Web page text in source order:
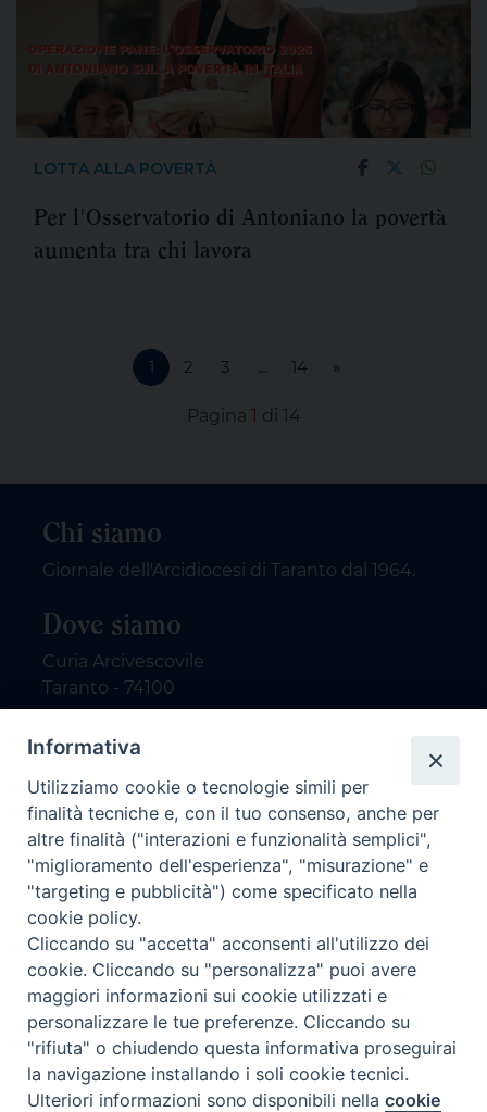
LOTTA ALLA POVERTÀ
Per l'Osservatorio di Antoniano la povertà
aumenta tra chi lavora
1 2 3 ... 14 »
Pagina 1 di 14
Chi siamo
Giornale dell'Arcidiocesi di Taranto dal 1964.
Dove siamo
Curia Arcivescovile
Taranto - 74100
Contatti
email: redazione@nuovodialogo.com
marketing@nuovodialogo.com
tel: 0994525780
tel 2:
Newsletter
Iscriviti alla nostra newsletter
Preferenze Cookie
Informativa
Utilizziamo cookie o tecnologie simili per
finalità tecniche e, con il tuo consenso, anche per
altre finalità ("interazioni e funzionalità semplici",
"miglioramento dell'esperienza", "misurazione" e
"targeting e pubblicità") come specificato nella
cookie policy.
Cliccando su "accetta" acconsenti all'utilizzo dei
cookie. Cliccando su "personalizza" puoi avere
maggiori informazioni sui cookie utilizzati e
personalizzare le tue preferenze. Cliccando su
"rifiuta" o chiudendo questa informativa proseguirai
la navigazione installando i soli cookie tecnici.
Ulteriori informazioni sono disponibili nellacookie